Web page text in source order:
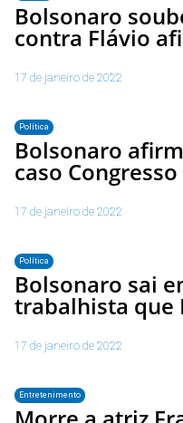
Bolsonaro
contra Flávio
17 de janeiro de 2022
Política
Bolsonaro
caso
17 de janeiro de 2022
Política
Bolsonaro sai
trabalhista que
17 de janeiro de 2022
Entretenimento